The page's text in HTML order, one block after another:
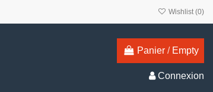
Wishlist (0)
Panier / Empty
Connexion